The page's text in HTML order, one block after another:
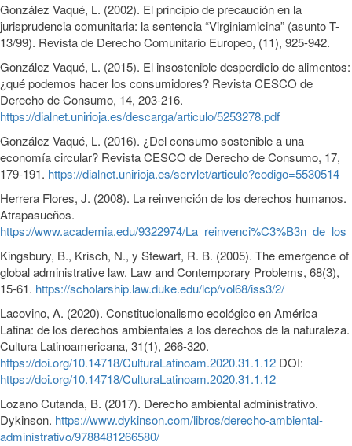
González Vaqué, L. (2002). El principio de precaución en la
jurisprudencia comunitaria: la sentencia “Virginiamicina” (asunto T-
13/99). Revista de Derecho Comunitario Europeo, (11), 925-942.
González Vaqué, L. (2015). El insostenible desperdicio de alimentos:
¿qué podemos hacer los consumidores? Revista CESCO de
Derecho de Consumo, 14, 203-216.
https://dialnet.unirioja.es/descarga/articulo/5253278.pdf
González Vaqué, L. (2016). ¿Del consumo sostenible a una
economía circular? Revista CESCO de Derecho de Consumo, 17,
179-191. https://dialnet.unirioja.es/servlet/articulo?codigo=5530514
Herrera Flores, J. (2008). La reinvención de los derechos humanos.
Atrapasueños.
https://www.academia.edu/9322974/
Kingsbury, B., Krisch, N., y Stewart, R. B. (2005). The emergence of
global administrative law. Law and Contemporary Problems, 68(3),
15-61. https://scholarship.law.duke.edu/lcp/vol68/iss3/2/
Lacovino, A. (2020). Constitucionalismo ecológico en América
Latina: de los derechos ambientales a los derechos de la naturaleza.
Cultura Latinoamericana, 31(1), 266-320.
https://doi.org/10.14718/CulturaLatinoam.2020.31.1.12 DOI:
https://doi.org/10.14718/CulturaLatinoam.2020.31.1.12
Lozano Cutanda, B. (2017). Derecho ambiental administrativo.
Dykinson. https://www.dykinson.com/libros/derecho-ambiental-
administrativo/9788481266580/